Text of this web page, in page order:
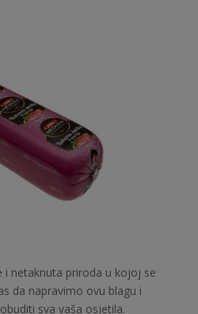
i netaknuta priroda u kojoj se
da napravimo ovu blagu i
sva vaša osjetila.